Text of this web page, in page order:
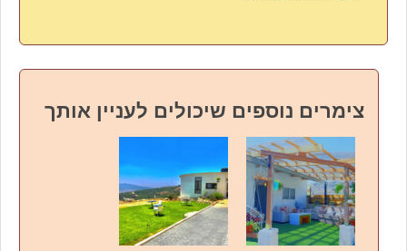
צימרים נוספים שיכולים לעניין אותך